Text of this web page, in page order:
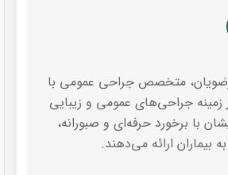
متخصص جراحی عمومی با
زمینه جراحی‌های عمومی و زیبایی
با برخورد حرفه‌ای و صبورانه،
بیماران ارائه می‌دهند.